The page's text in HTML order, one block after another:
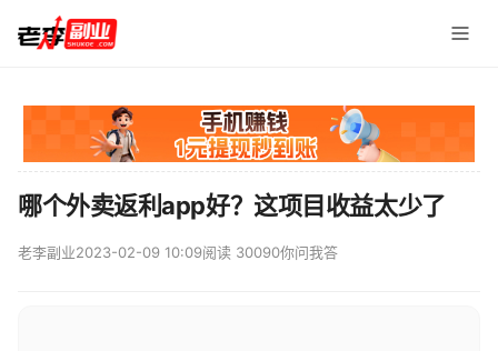
哪个外卖返利app好？这项目收益太少了
老李副业2023-02-09 10:09阅读 30090你问我答